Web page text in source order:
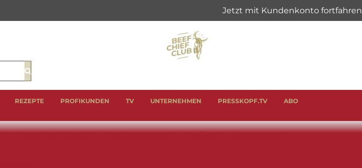
Suche
REZEPTE PROFIKUNDEN TV UNTERNEHMEN PRESSKOPF.TV ABO